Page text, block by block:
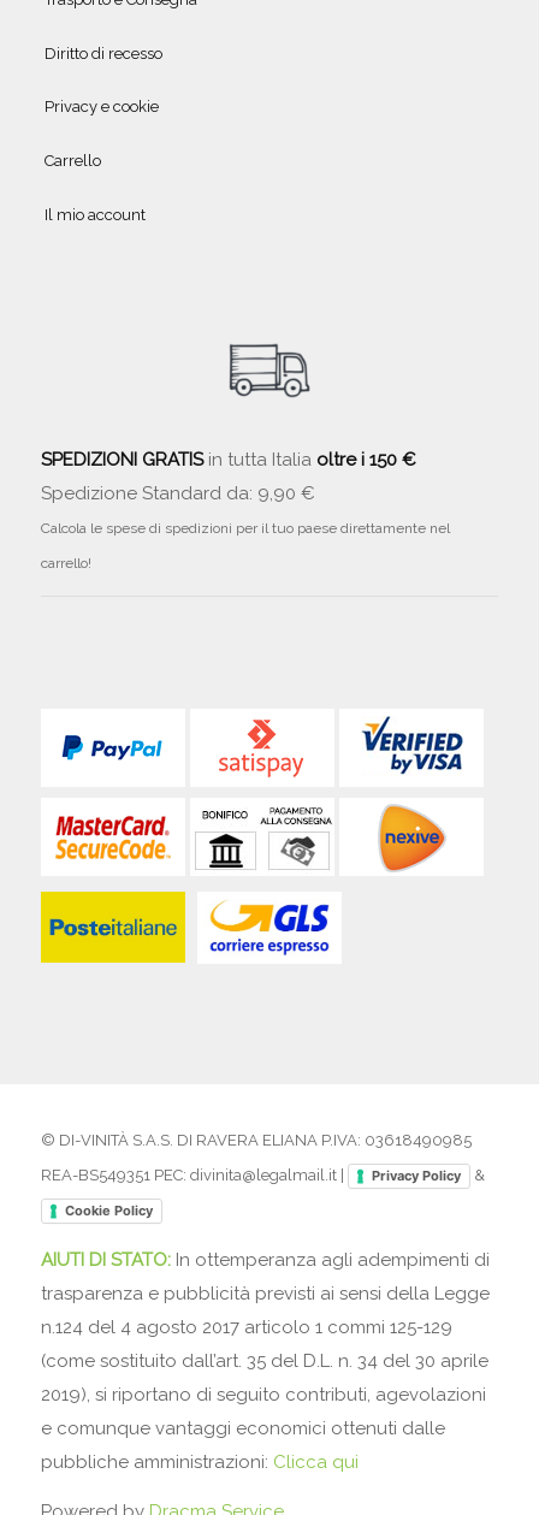
Diritto di recesso
Privacy e cookie
Carrello
Il mio account
SPEDIZIONI GRATISin tutta Italia oltre i 150 €
Spedizione Standard da: 9,90 €
Calcola le spese di spedizioni per il tuo paese direttamente nel
carrello!
© DI-VINITÀ S.A.S. DI RAVERA ELIANA P.IVA: 03618490985
REA-BS549351 PEC: divinita@legalmail.it |
Privacy Policy &
Cookie Policy
AIUTI DI STATO: In ottemperanza agli adempimenti di
trasparenza e pubblicità previsti ai sensi della Legge
n.124 del 4 agosto 2017 articolo 1 commi 125-129
(come sostituito dall’art. 35 del D.L. n. 34 del 30 aprile
2019), si riportano di seguito contributi, agevolazioni
e comunque vantaggi economici ottenuti dalle
pubbliche amministrazioni: Clicca qui